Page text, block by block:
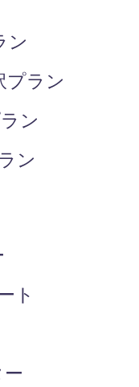
ン
プラン
ン
ン
ト